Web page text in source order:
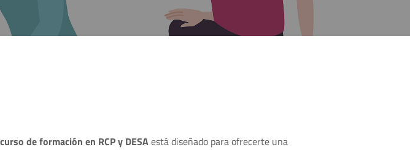
curso de formación en RCP y DESAestá diseñado para ofrecerte una